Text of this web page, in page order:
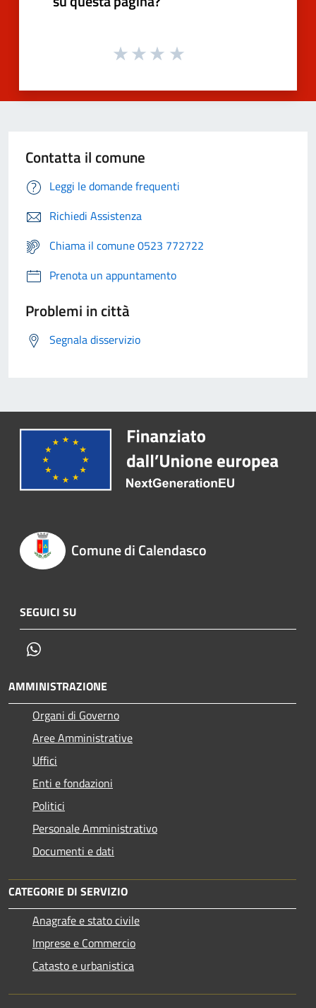
Contatta il comune
Leggi le domande frequenti
Richiedi Assistenza
Chiama il comune 0523 772722
Prenota un appuntamento
Problemi in città
Segnala disservizio
Comune di Calendasco
SEGUICI SU
AMMINISTRAZIONE
Organi di Governo
Aree Amministrative
Uffici
Enti e fondazioni
Politici
Personale Amministrativo
Documenti e dati
CATEGORIE DI SERVIZIO
Anagrafe e stato civile
Imprese e Commercio
Catasto e urbanistica